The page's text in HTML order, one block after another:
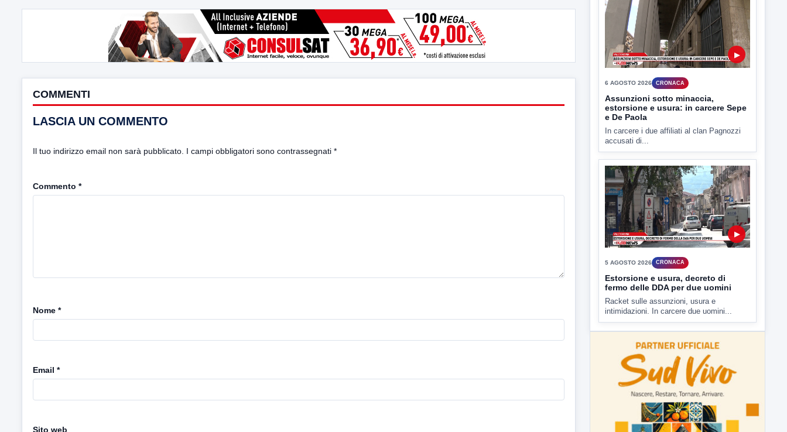
COMMENTI
LASCIA UN COMMENTO
Il tuo indirizzo email non sarà pubblicato. I campi obbligatori sono contrassegnati *
Commento *
Nome *
Email *
Sito web
▶
6 AGOSTO 2026 CRONACA
Assunzioni sotto minaccia,
estorsione e usura: in carcere Sepe
In carcere i due affiliati al clan Pagnozzi
accusati di...
▶
5 AGOSTO 2026 CRONACA
Estorsione e usura, decreto di
fermo delle DDA per due uomini
Racket sulle assunzioni, usura e
intimidazioni. In carcere due uomini...